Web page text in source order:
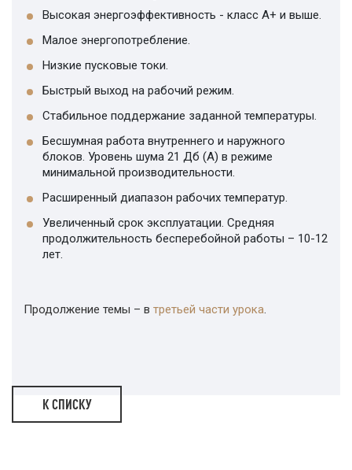
Высокая энергоэффективность - класс А+ и выше.
Малое энергопотребление.
Низкие пусковые токи.
Быстрый выход на рабочий режим.
Стабильное поддержание заданной температуры.
Бесшумная работа внутреннего и наружного
блоков. Уровень шума 21 Дб (А) в режиме
минимальной производительности.
Расширенный диапазон рабочих температур.
Увеличенный срок эксплуатации. Средняя
продолжительность бесперебойной работы – 10-12
лет.
Продолжение темы – в третьей части урока.
К СПИСКУ